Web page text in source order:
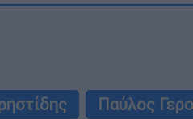
Παύλος